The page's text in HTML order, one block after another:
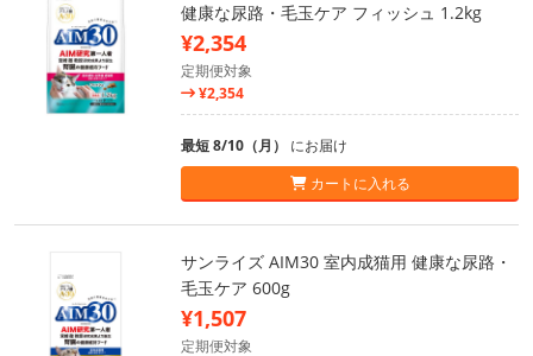
健康な尿路・毛玉ケア フィッシュ 1.2kg
¥2,354
定期便対象
¥2,354
最短 8/10（月） にお届け
カートに入れる
サンライズ AIM30 室内成猫用 健康な尿路・
毛玉ケア 600g
¥1,507
定期便対象